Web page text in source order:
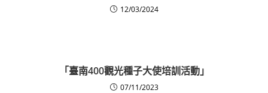
12/03/2024
「臺南400觀光種子大使培訓活動」
07/11/2023